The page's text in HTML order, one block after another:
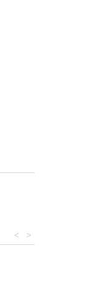
>
<